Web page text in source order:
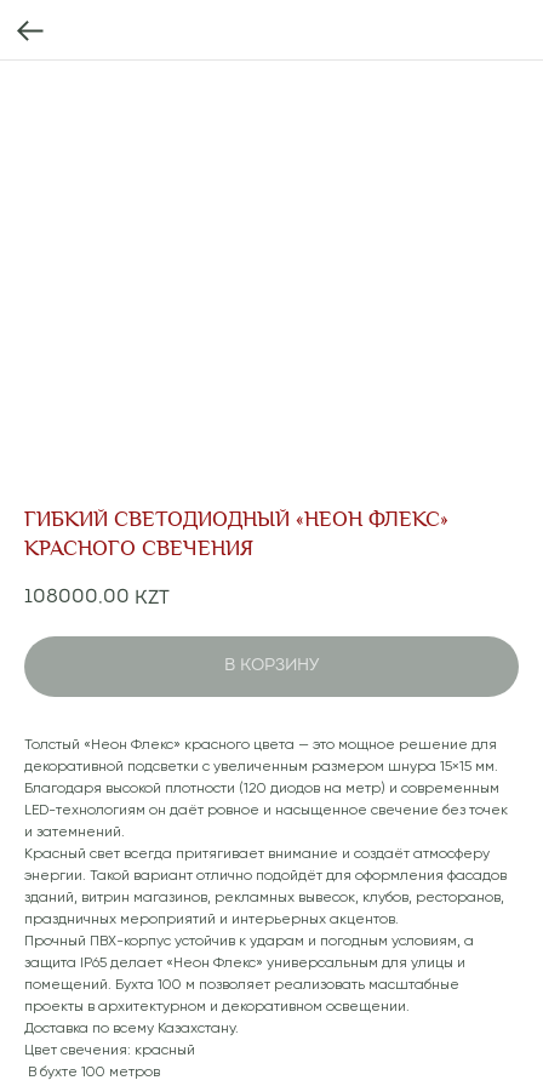
ГИБКИЙ СВЕТОДИОДНЫЙ «НЕОН ФЛЕКС»
КРАСНОГО СВЕЧЕНИЯ
108000,00 KZT
В КОРЗИНУ
Толстый «Неон Флекс» красного цвета — это мощное решение для
декоративной подсветки с увеличенным размером шнура 15×15 мм.
Благодаря высокой плотности (120 диодов на метр) и современным
LED-технологиям он даёт ровное и насыщенное свечение без точек
и затемнений.
Красный свет всегда притягивает внимание и создаёт атмосферу
энергии. Такой вариант отлично подойдёт для оформления фасадов
зданий, витрин магазинов, рекламных вывесок, клубов, ресторанов,
праздничных мероприятий и интерьерных акцентов.
Прочный ПВХ-корпус устойчив к ударам и погодным условиям, а
защита IP65 делает «Неон Флекс» универсальным для улицы и
помещений. Бухта 100 м позволяет реализовать масштабные
проекты в архитектурном и декоративном освещении.
Доставка по всему Казахстану.
Цвет свечения: красный
В бухте 100 метров